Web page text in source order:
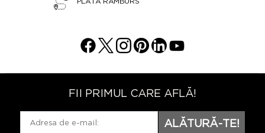
FII PRIMUL CARE AFLĂ!
ALĂTURĂ-TE!